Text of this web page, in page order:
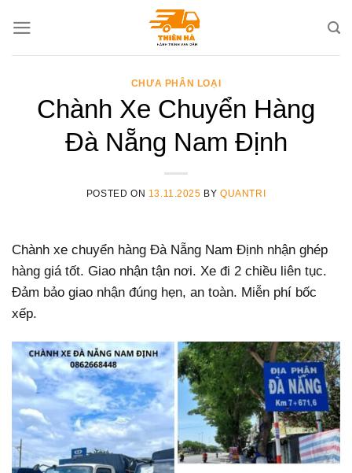
CHƯA PHÂN LOẠI
Chành Xe Chuyển Hàng
Đà Nẵng Nam Định
POSTED ON 13.11.2025 BYQUANTRI
Chành xe chuyển hàng Đà Nẵng Nam Định nhận ghép
hàng giá tốt. Giao nhận tận nơi. Xe đi 2 chiều liên tục.
Đảm bảo giao nhận đúng hẹn, an toàn. Miễn phí bốc
xếp.